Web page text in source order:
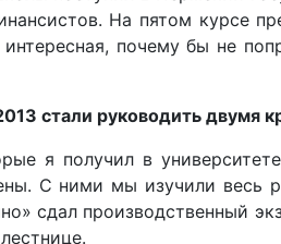
На пятом курсе
почему бы не
стали руководить двумя
я получил в
С ними мы изучили весь
сдал производственный